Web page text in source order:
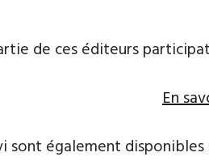
de ces éditeurs
En
sont également disponibles